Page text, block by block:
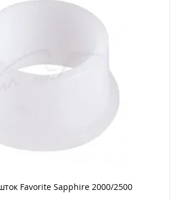
Favorite Sapphire 2000/2500